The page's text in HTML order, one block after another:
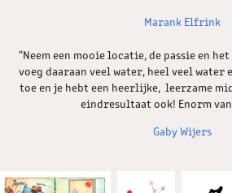
Marank Elfrink
"Neem een mooie locatie, de passie en
voeg daaraan veel water, heel veel water
toe en je hebt een heerlijke, leerzame
eindresultaat ook! Enorm
Gaby Wijers